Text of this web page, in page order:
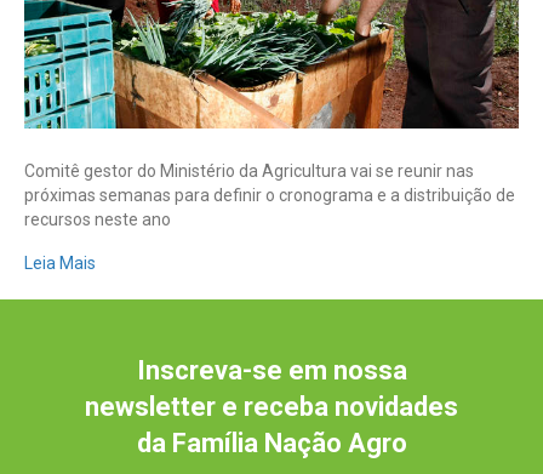
Comitê gestor do Ministério da Agricultura vai se reunir nas
próximas semanas para definir o cronograma e a distribuição de
recursos neste ano
Leia Mais
Inscreva-se em nossa
newsletter e receba novidades
da Família Nação Agro